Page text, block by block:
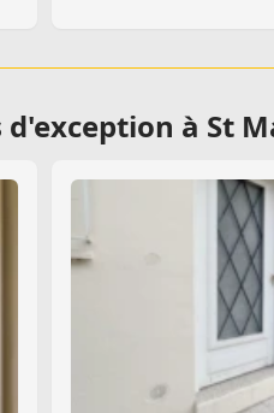
à St